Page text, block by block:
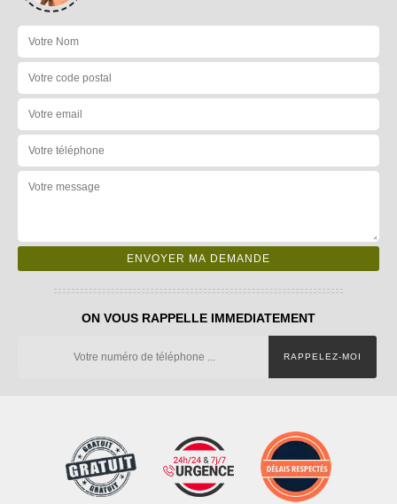
ON VOUS RAPPELLE IMMEDIATEMENT